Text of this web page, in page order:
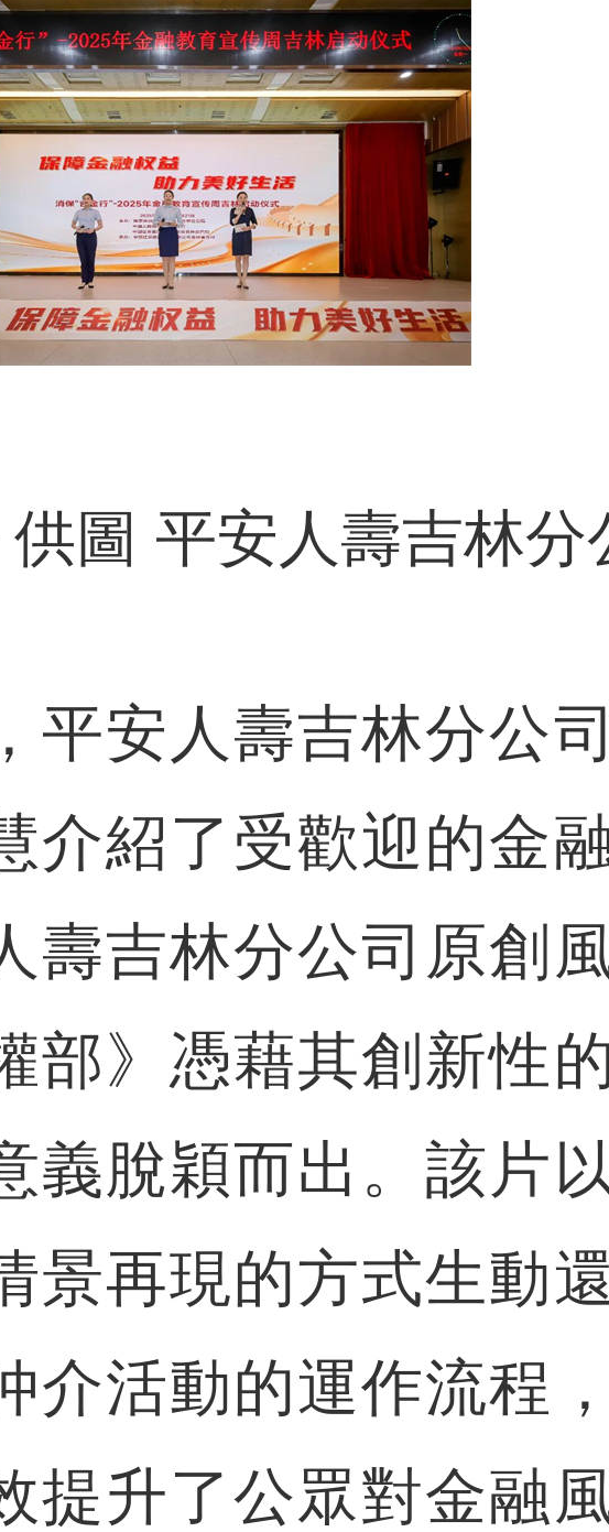
供圖 平安人壽吉林分
安人壽吉林分公
介紹了受歡迎的金
壽吉林分公司原創
部》憑藉其創新性
義脫穎而出。該片
景再現的方式生動
介活動的運作流程
提升了公眾對金融